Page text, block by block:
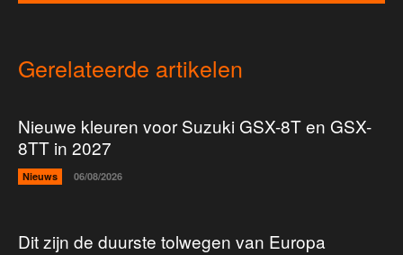
Gerelateerde artikelen
Nieuwe kleuren voor Suzuki GSX-8T en GSX-
8TT in 2027
Nieuws 06/08/2026
Dit zijn de duurste tolwegen van Europa